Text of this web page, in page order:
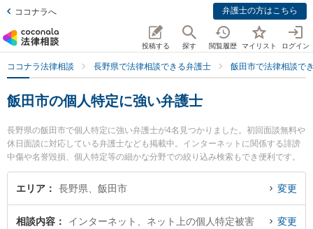
ココナラへ 弁護士の方はこちら
投稿する 探す 閲覧履歴 マイリスト ログイン
ココナラ法律相談 長野県で法律相談できる弁護士 飯田市で法律相談で
飯田市の個人特定に強い弁護士
長野県の飯田市で個人特定に強い弁護士が4名見つかりました。初回面談無料や
休日面談に対応している弁護士なども掲載中。インターネットに関係する誹謗
中傷や名誉毀損、個人特定等の細かな分野での絞り込み検索もでき便利です。
特にミカタ弁護士法人 飯田事務所の下平 学弁護士やミカタ弁護士法人 飯田事
務所の髙山 乃亜弁護士、丘の上みらい法律事務所の髙橋 伸夫弁護士のプロフィ
トラブル解決の実績豊富な近くの弁護士を検索したい』『初回相談無料で個人
エリア 長野県、飯田市 変更
相談内容 インターネット、ネット上の個人特定被害 変更